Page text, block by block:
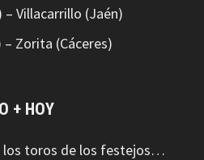
– Villacarrillo (Jaén)
Zorita (Cáceres)
+ HOY
los toros de los festejos…